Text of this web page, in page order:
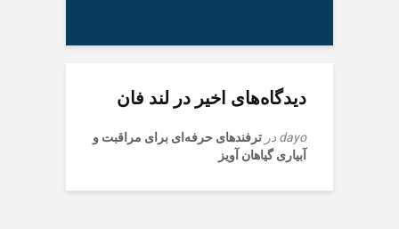
صد و پنجاه و هفتمین موج
حضور بجنوردی‌ها در
میدان
ببینید| تداوم آماده سازی
مسیر عبور کاروان های
پیاده در محور تربت
حیدریه به مشهد در دهه
دیدگاه‌های اخیر در لند فان
dayo در ترفندهای حرفه‌ای برای مراقبت و
آبیاری گیاهان آویز